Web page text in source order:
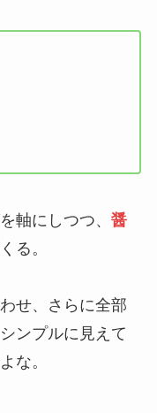
軸にしつつ、 醤
る。
せ、さらに全部
ンプルに見えて
な。